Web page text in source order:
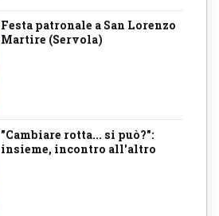
Festa patronale a San Lorenzo
Martire (Servola)
"Cambiare rotta... si può?":
insieme, incontro all'altro